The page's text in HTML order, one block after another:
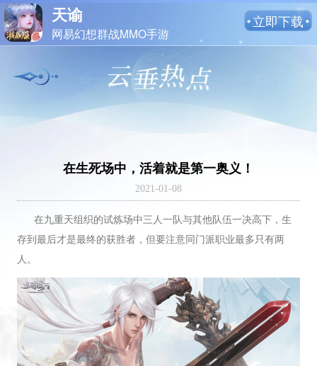
天谕
网易幻想群战MMO手游
立即下载
在生死场中，活着就是第一奥义！
2021-01-08
在九重天组织的试炼场中三人一队与其他队伍一决高下，生
存到最后才是最终的获胜者，但要注意同门派职业最多只有两
人。